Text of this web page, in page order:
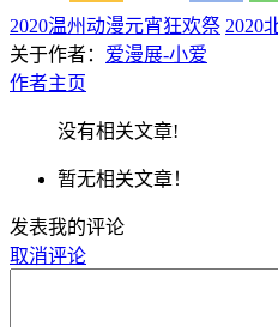
2020温州动漫元宵狂欢祭 2020
关于作者： 爱漫展-小爱
作者主页
没有相关文章!
暂无相关文章！
发表我的评论
取消评论